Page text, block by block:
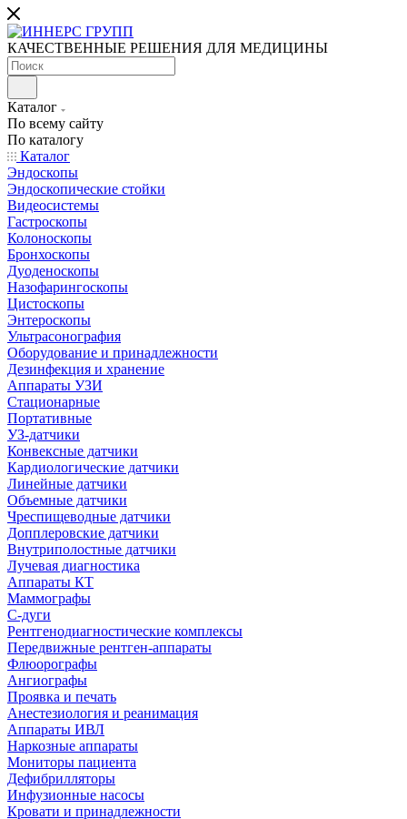
КАЧЕСТВЕННЫЕ РЕШЕНИЯ ДЛЯ МЕДИЦИНЫ
Каталог
По всему сайту
По каталогу
Каталог
Эндоскопы
Эндоскопические стойки
Видеосистемы
Гастроскопы
Колоноскопы
Бронхоскопы
Дуоденоскопы
Назофарингоскопы
Цистоскопы
Энтероскопы
Ультрасонография
Оборудование и принадлежности
Дезинфекция и хранение
Аппараты УЗИ
Стационарные
Портативные
УЗ-датчики
Конвексные датчики
Кардиологические датчики
Линейные датчики
Объемные датчики
Чреспищеводные датчики
Допплеровские датчики
Внутриполостные датчики
Лучевая диагностика
Аппараты КТ
Маммографы
С-дуги
Рентгенодиагностические комплексы
Передвижные рентген-аппараты
Флюорографы
Ангиографы
Проявка и печать
Анестезиология и реанимация
Аппараты ИВЛ
Наркозные аппараты
Мониторы пациента
Дефибрилляторы
Инфузионные насосы
Кровати и принадлежности